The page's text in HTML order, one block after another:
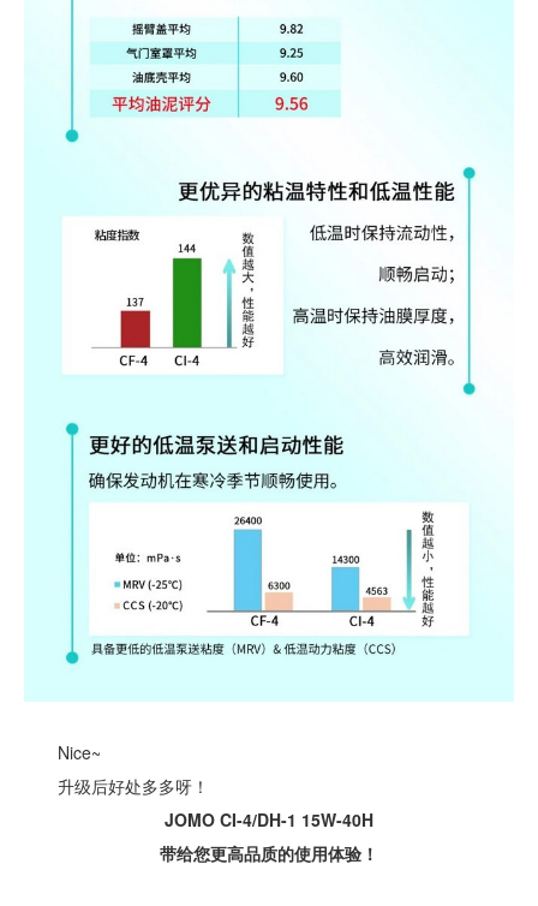
Nice~
升级后好处多多呀！
JOMO CI-4/DH-1 15W-40H
带给您更高品质的使用体验！